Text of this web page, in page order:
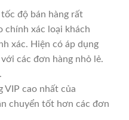
độ bán hàng rất
chính xác loại khách
xác. Hiện có áp dụng
các đơn hàng nhỏ lẻ.
VIP cao nhất của
chuyển tốt hơn các đơn